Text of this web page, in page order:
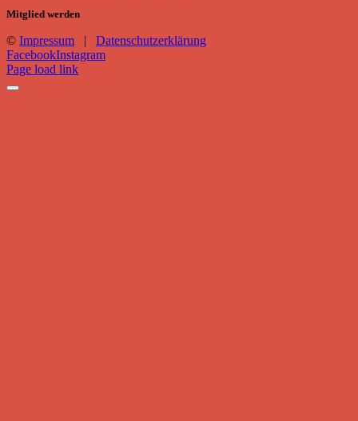
Mitglied werden
© Impressum | Datenschutzerklärung
FacebookInstagram
Page load link